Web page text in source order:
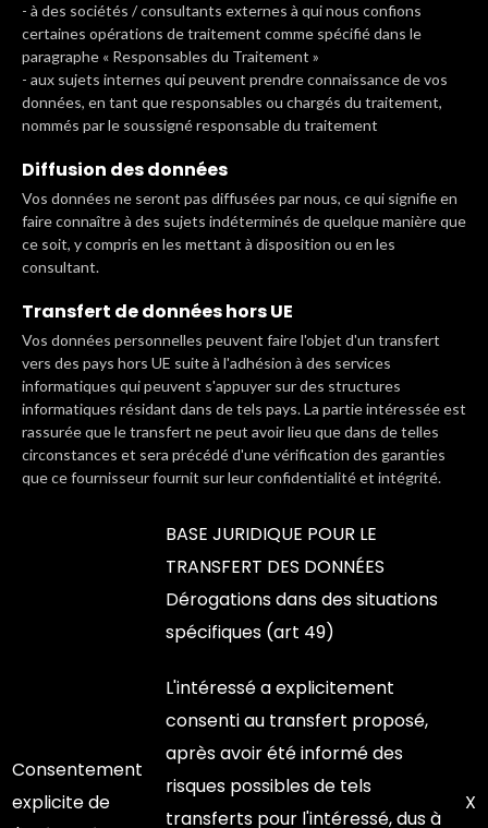
- à des sociétés / consultants externes à qui nous confions
certaines opérations de traitement comme spécifié dans le
paragraphe « Responsables du Traitement »
- aux sujets internes qui peuvent prendre connaissance de vos
données, en tant que responsables ou chargés du traitement,
nommés par le soussigné responsable du traitement
Diffusion des données
Vos données ne seront pas diffusées par nous, ce qui signifie en
faire connaître à des sujets indéterminés de quelque manière que
ce soit, y compris en les mettant à disposition ou en les
consultant.
Transfert de données hors UE
Vos données personnelles peuvent faire l'objet d'un transfert
vers des pays hors UE suite à l'adhésion à des services
informatiques qui peuvent s'appuyer sur des structures
informatiques résidant dans de tels pays. La partie intéressée est
rassurée que le transfert ne peut avoir lieu que dans de telles
circonstances et sera précédé d'une vérification des garanties
que ce fournisseur fournit sur leur confidentialité et intégrité.
BASE JURIDIQUE POUR LE
TRANSFERT DES DONNÉES
Dérogations dans des situations
spécifiques (art 49)
Consentement
explicite de
L'intéressé a explicitement
consenti au transfert proposé,
après avoir été informé des
risques possibles de tels
transferts pour l'intéressé, dus à
X